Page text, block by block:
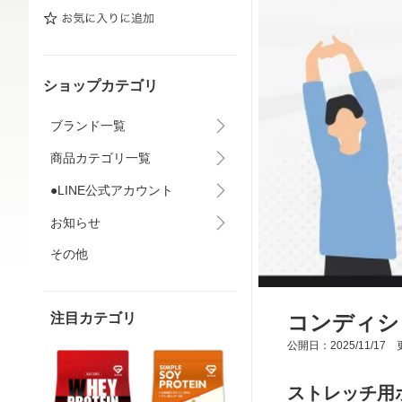
ショップカテゴリ
ブランド一覧
商品カテゴリ一覧
●LINE公式アカウント
お知らせ
その他
注目カテゴリ コンディ
公開日：2025/11/17
ストレッチ用